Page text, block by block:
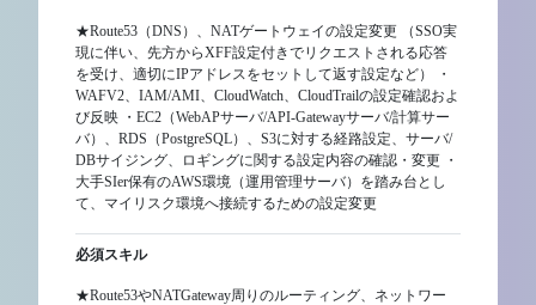
★Route53（DNS）、NATゲートウェイの設定変更 （SSO実
現に伴い、先方からXFF設定付きでリクエストされる応答
を受け、適切にIPアドレスをセットして返す設定など） ・
WAFV2、IAM/AMI、CloudWatch、CloudTrailの設定確認およ
び反映 ・EC2（WebAPサーバ/API-Gatewayサーバ/計算サー
バ）、RDS（PostgreSQL）、S3に対する経路設定、サーバ/
DBサイジング、ロギングに関する設定内容の確認・変更 ・
大手SIer保有のAWS環境（運用管理サーバ）を踏み台とし
て、マイリスク環境へ接続するための設定変更
必須スキル
★Route53やNATGateway周りのルーティング、ネットワー